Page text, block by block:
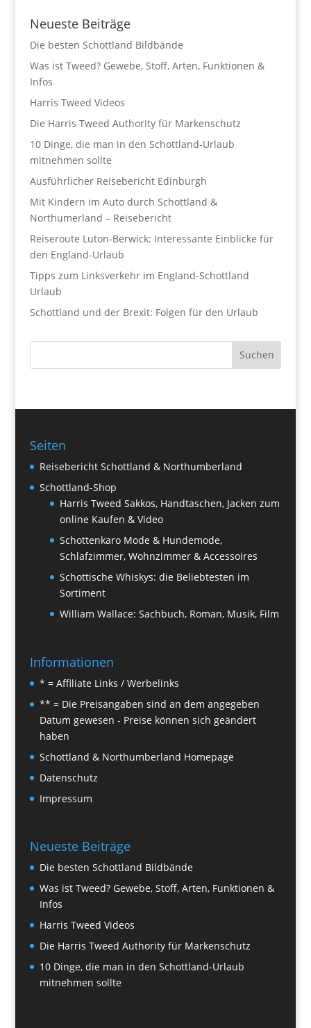
Neueste Beiträge
Die besten Schottland Bildbände
Was ist Tweed? Gewebe, Stoff, Arten, Funktionen &
Infos
Harris Tweed Videos
Die Harris Tweed Authority für Markenschutz
10 Dinge, die man in den Schottland-Urlaub
mitnehmen sollte
Ausführlicher Reisebericht Edinburgh
Mit Kindern im Auto durch Schottland &
Northumerland – Reisebericht
Reiseroute Luton-Berwick: Interessante Einblicke für
den England-Urlaub
Tipps zum Linksverkehr im England-Schottland
Urlaub
Schottland und der Brexit: Folgen für den Urlaub
Seiten
Reisebericht Schottland & Northumberland
Schottland-Shop
Harris Tweed Sakkos, Handtaschen, Jacken zum
online Kaufen & Video
Schottenkaro Mode & Hundemode,
Schlafzimmer, Wohnzimmer & Accessoires
Schottische Whiskys: die Beliebtesten im
Sortiment
William Wallace: Sachbuch, Roman, Musik, Film
Informationen
* = Affiliate Links / Werbelinks
** = Die Preisangaben sind an dem angegeben
Datum gewesen - Preise können sich geändert
haben
Schottland & Northumberland Homepage
Datenschutz
Impressum
Neueste Beiträge
Die besten Schottland Bildbände
Was ist Tweed? Gewebe, Stoff, Arten, Funktionen &
Infos
Harris Tweed Videos
Die Harris Tweed Authority für Markenschutz
10 Dinge, die man in den Schottland-Urlaub
mitnehmen sollte